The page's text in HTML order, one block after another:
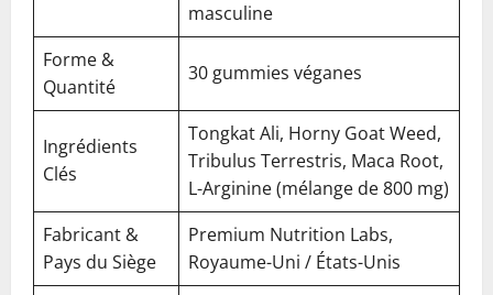
masculine
Forme &
Quantité
30 gummies véganes
Ingrédients
Clés
Tongkat Ali, Horny Goat Weed,
Tribulus Terrestris, Maca Root,
L-Arginine (mélange de 800 mg)
Fabricant &
Pays du Siège
Premium Nutrition Labs,
Royaume-Uni / États-Unis